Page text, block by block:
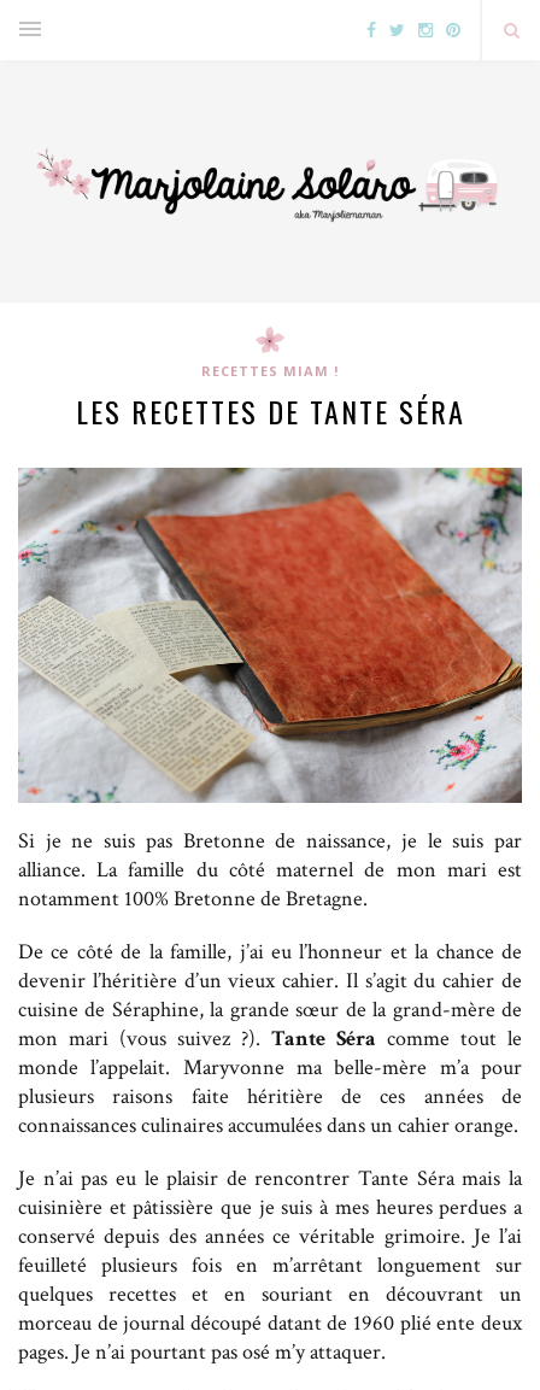
RECETTES MIAM !
LES RECETTES DE TANTE SÉRA
Si je ne suis pas Bretonne de naissance, je le suis par
alliance. La famille du côté maternel de mon mari est
notamment 100% Bretonne de Bretagne.
De ce côté de la famille, j’ai eu l’honneur et la chance de
devenir l’héritière d’un vieux cahier. Il s’agit du cahier de
cuisine de Séraphine, la grande sœur de la grand-mère de
mon mari (vous suivez ?). Tante Séra comme tout le
monde l’appelait. Maryvonne ma belle-mère m’a pour
plusieurs raisons faite héritière de ces années de
connaissances culinaires accumulées dans un cahier orange.
Je n’ai pas eu le plaisir de rencontrer Tante Séra mais la
cuisinière et pâtissière que je suis à mes heures perdues a
conservé depuis des années ce véritable grimoire. Je l’ai
feuilleté plusieurs fois en m’arrêtant longuement sur
quelques recettes et en souriant en découvrant un
morceau de journal découpé datant de 1960 plié ente deux
pages. Je n’ai pourtant pas osé m’y attaquer.